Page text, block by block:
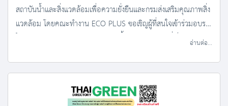
ขอขึ้นทะเบียนสินค้าที่เป็นมิตรกับสิ่งแวดล้อมตามข้อกำหนด
ฉลาก ECO PLUS”
สถาบันน้ำและสิ่งแวดล้อมเพื่อความยั่งยืนและกรมส่งเสริมคุณภาพสิ่ง
แวดล้อม โดยคณะทำงาน ECO PLUS ขอเชิญผู้ที่สนใจเข้าร่วมอบรม
ในหัวข้อ “การเตรียมความพร้อมขอขึ้นทะเบียนสินค้าที่เป็นมิตรกับ
2566 เวลา 08.00 -12.30 น. ณ ห้องประชุม GS1-2 ชั้น11 สภา
อ่านต่อ...